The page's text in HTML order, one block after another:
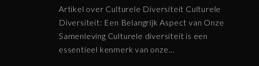
Artikel over Culturele Diversiteit Culturele
Diversiteit: Een Belangrijk Aspect van Onze
Samenleving Culturele diversiteit is een
essentieel kenmerk van onze…